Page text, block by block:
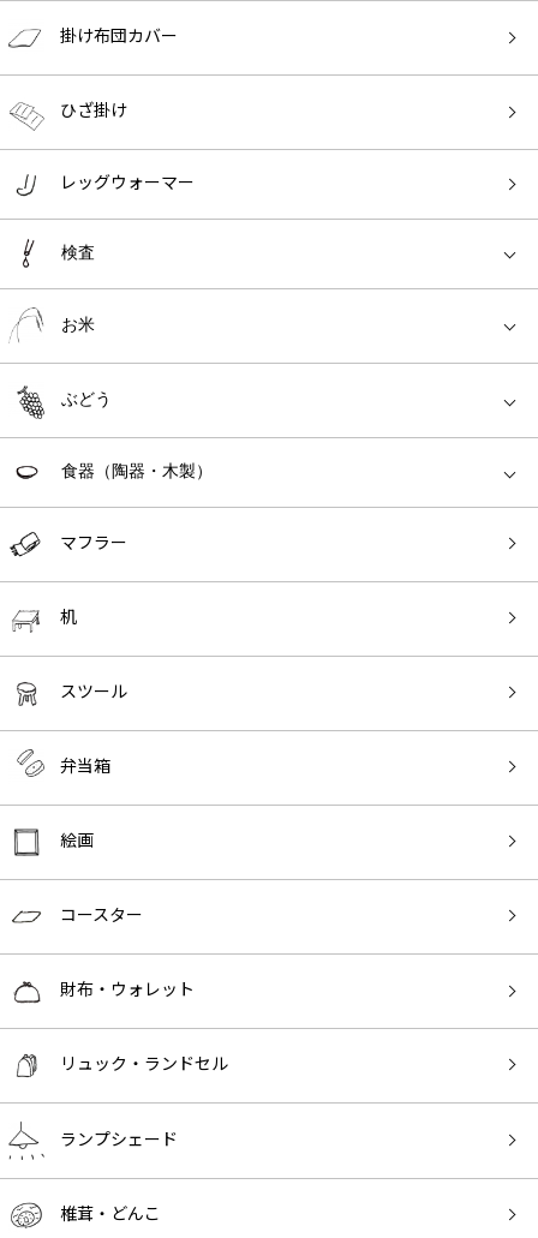
掛け布団カバー
ひざ掛け
レッグウォーマー
検査
お米
ぶどう
食器（陶器・木製）
マフラー
机
スツール
弁当箱
絵画
コースター
財布・ウォレット
リュック・ランドセル
ランプシェード
椎茸・どんこ